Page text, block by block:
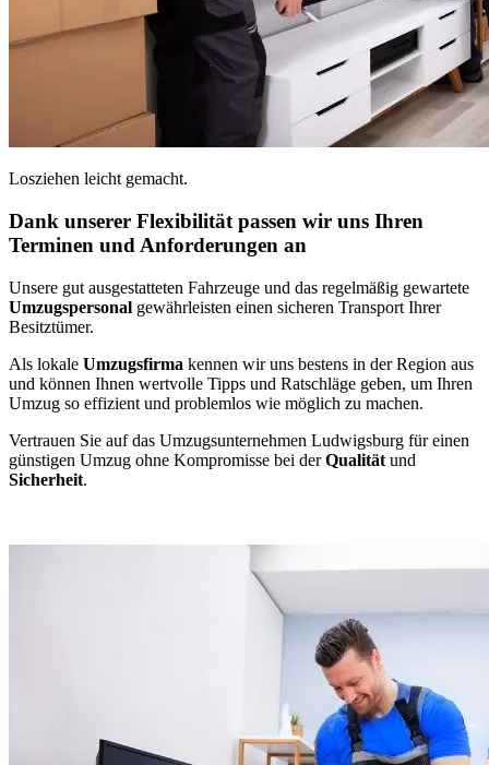
Losziehen leicht gemacht.
Dank unserer Flexibilität passen wir uns Ihren
Terminen und Anforderungen an
Unsere gut ausgestatteten Fahrzeuge und das regelmäßig gewartete
Umzugspersonal gewährleisten einen sicheren Transport Ihrer
Besitztümer.
Als lokale Umzugsfirma kennen wir uns bestens in der Region aus
und können Ihnen wertvolle Tipps und Ratschläge geben, um Ihren
Umzug so effizient und problemlos wie möglich zu machen.
Vertrauen Sie auf das Umzugsunternehmen Ludwigsburg für einen
günstigen Umzug ohne Kompromisse bei derQualität und
Sicherheit.